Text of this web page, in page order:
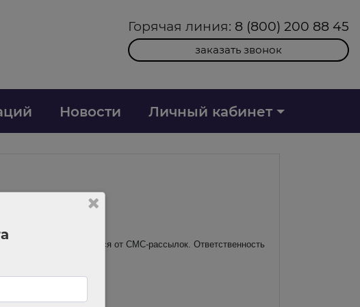
Горячая линия: 8 (800) 200 88 45
заказать звонок
Новости Личный кабинет
вправе отказаться от СМС-рассылок. Ответственность
и т.п.